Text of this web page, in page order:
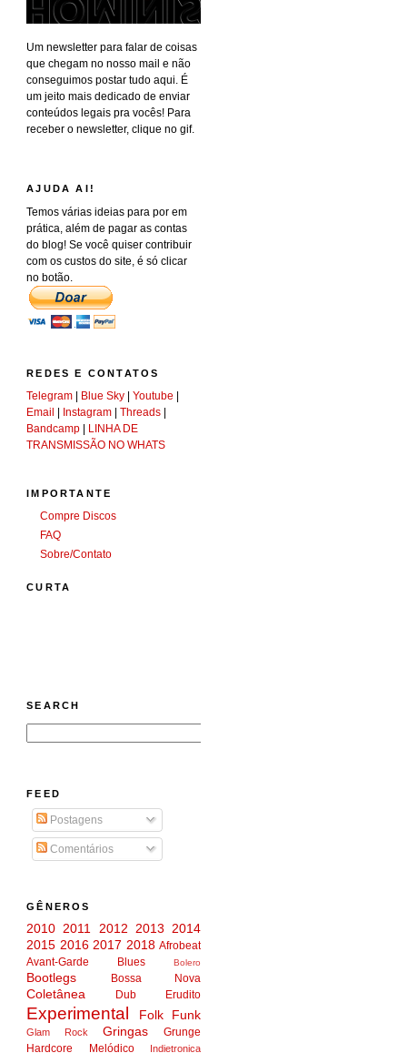
Um newsletter para falar de coisas
que chegam no nosso mail e não
conseguimos postar tudo aqui. É
um jeito mais dedicado de enviar
conteúdos legais pra vocês! Para
receber o newsletter, clique no gif.
AJUDA AI!
Temos várias ideias para por em
prática, além de pagar as contas
do blog! Se você quiser contribuir
com os custos do site, é só clicar
no botão.
REDES E CONTATOS
Telegram | Blue Sky |Youtube |
Email | Instagram |Threads |
Bandcamp | LINHA DE
TRANSMISSÃO NO WHATS
IMPORTANTE
Compre Discos
FAQ
Sobre/Contato
CURTA
SEARCH
FEED
Postagens
Comentários
GÊNEROS
2010 2011 2012 2013 2014
2015 2016 2017 2018 Afrobeat
Avant-Garde
Blues Bolero
Bootlegs Bossa Nova
Coletânea Dub Erudito
Experimental Folk Funk
Glam Rock Gringas
Grunge
Hardcore Melódico
Indietronica